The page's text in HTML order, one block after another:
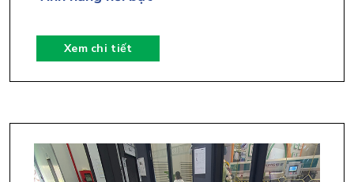
Xem chi tiết